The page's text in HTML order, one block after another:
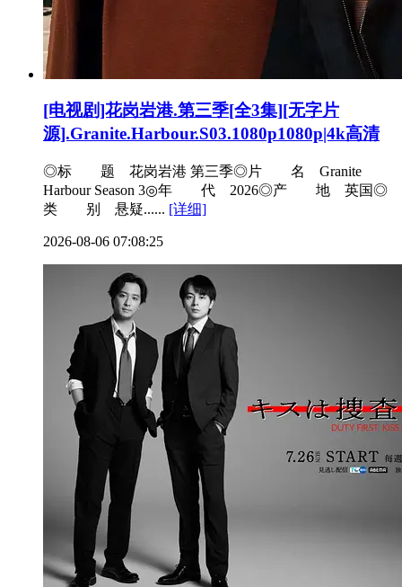
[电视剧]花岗岩港.第三季[全3集][无字片
源].Granite.Harbour.S03.1080p1080p|4k高清
◎标 题 花岗岩港 第三季◎片 名 Granite
Harbour Season 3◎年 代 2026◎产 地 英国◎
类 别 悬疑...... [详细]
2026-08-06 07:08:25